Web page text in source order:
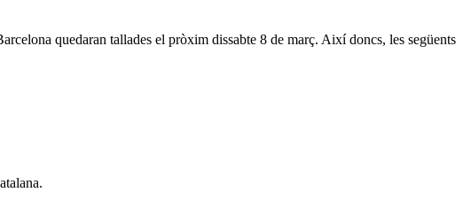
quedaran tallades el pròxim dissabte 8 de març. Així doncs, les següents